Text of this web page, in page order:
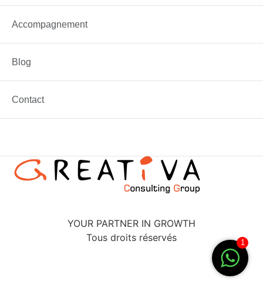
Accompagnement
Blog
Contact
Vous voulez améliorer vos performances pour le mois
prochain, l’année prochaines, commencez par définir
YOUR PARTNER IN GROWTH
Tous droits réservés
1